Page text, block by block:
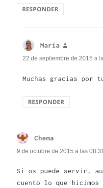
RESPONDER
María
22 de septiembre de 2015 a
Muchas gracias por
RESPONDER
Chema
9 de octubre de 2015 a las 08:31
Si os puede servir,
cuento lo que hicimos